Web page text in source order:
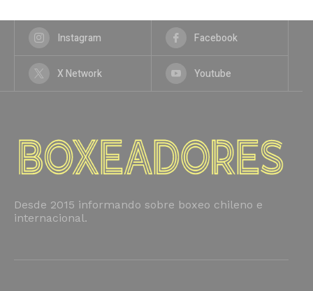
Instagram Facebook
X Network Youtube
Desde 2015 informando sobre boxeo chileno e
internacional.